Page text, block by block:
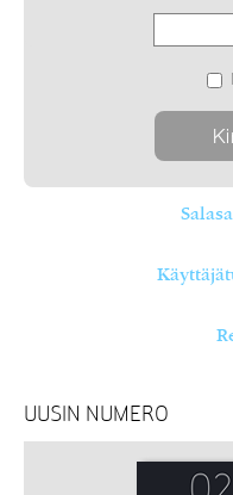
UUSIN NUMERO